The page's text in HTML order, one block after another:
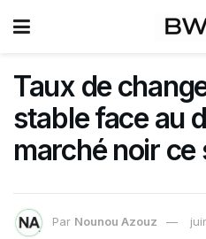
Taux de
stable face au
marché noir ce
Par Nounou Azouz